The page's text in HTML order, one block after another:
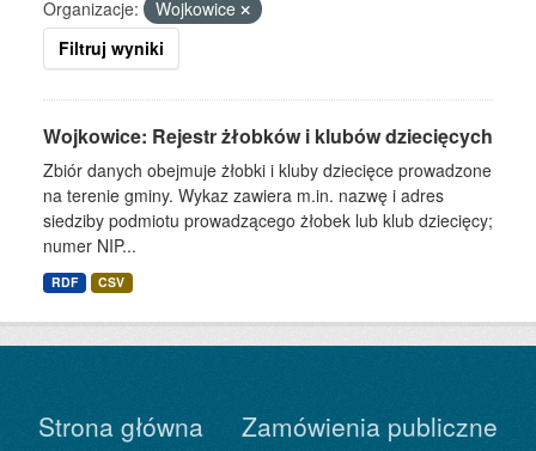
Organizacje:
Wojkowice
Filtruj wyniki
Wojkowice: Rejestr żłobków i klubów dziecięcych
Zbiór danych obejmuje żłobki i kluby dziecięce prowadzone
na terenie gminy. Wykaz zawiera m.in. nazwę i adres
siedziby podmiotu prowadzącego żłobek lub klub dziecięcy;
numer NIP...
RDF CSV
Strona główna Zamówienia publiczne